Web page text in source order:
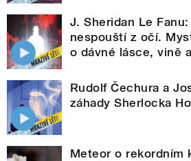
J. Sheridan Le
nespouští z očí.
o dávné lásce, vině
Rudolf Čechura a
záhady Sherlocka
Meteor o rekordním